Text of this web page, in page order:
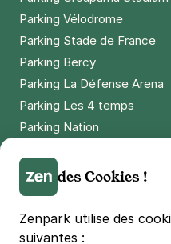
Parking Vélodrome
Parking Stade de France
Parking Bercy
Parking La Défense Arena
Parking Les 4 temps
Parking Nation
Parking Lille Grand Palais
Parking Euralille
Parking Casino Barrière Lille
des Cookies !
Zenpark utilise des
suivantes :